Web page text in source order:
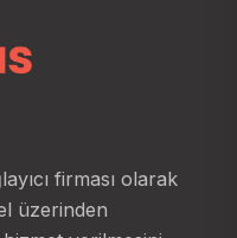
firması olarak
üzerinden